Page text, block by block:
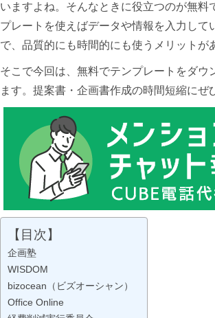
いますよね。そんなときに役立つのが無
プレートを使えばデータや情報を入力し
で、品質的にも時間的にも使うメリットが
そこで今回は、無料でテンプレートをダ
ます。提案書・企画書作成の時間短縮にぜ
【目次】
企画塾
WISDOM
bizocean（ビズオーシャン）
Office Online